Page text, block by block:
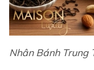
Nhân Bánh Trung